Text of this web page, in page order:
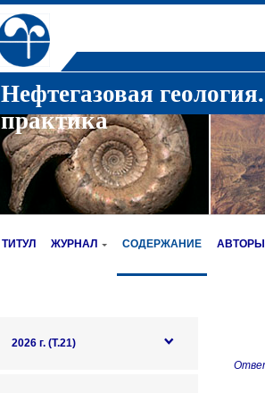
Нефтегазовая
практика
ТИТУЛ ЖУРНАЛ СОДЕРЖАНИЕ АВТОРЫ
2026 г. (Т.21)